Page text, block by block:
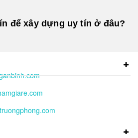
để xây dựng uy tín ở đâu?